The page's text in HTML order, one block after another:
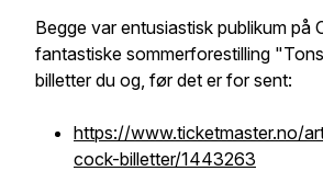
Begge var entusiastisk publikum på
fantastiske sommerforestilling
billetter du og, før det er for sent:
https://www.ticketmaster.no/
cock-billetter/1443263